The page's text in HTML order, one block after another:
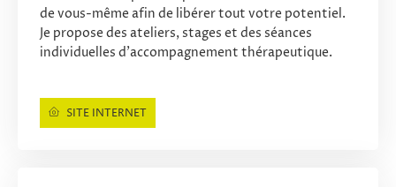
de vous-même afin de libérer tout votre potentiel.
Je propose des ateliers, stages et des séances
individuelles d’accompagnement thérapeutique.
SITE INTERNET